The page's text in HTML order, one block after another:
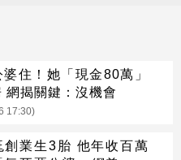
住！她「現金80萬」
網揭關鍵：沒機會
17:30)
創業生3胎 他年收百萬